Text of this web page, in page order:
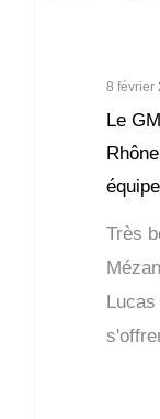
8 février
Le
Très